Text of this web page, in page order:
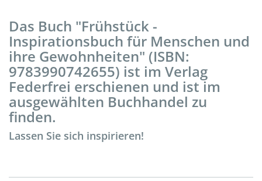
Das Buch "Frühstück -
Inspirationsbuch für Menschen und
ihre Gewohnheiten" (ISBN:
9783990742655) ist im Verlag
Federfrei erschienen und ist im
ausgewählten Buchhandel zu
finden.
Lassen Sie sich inspirieren!